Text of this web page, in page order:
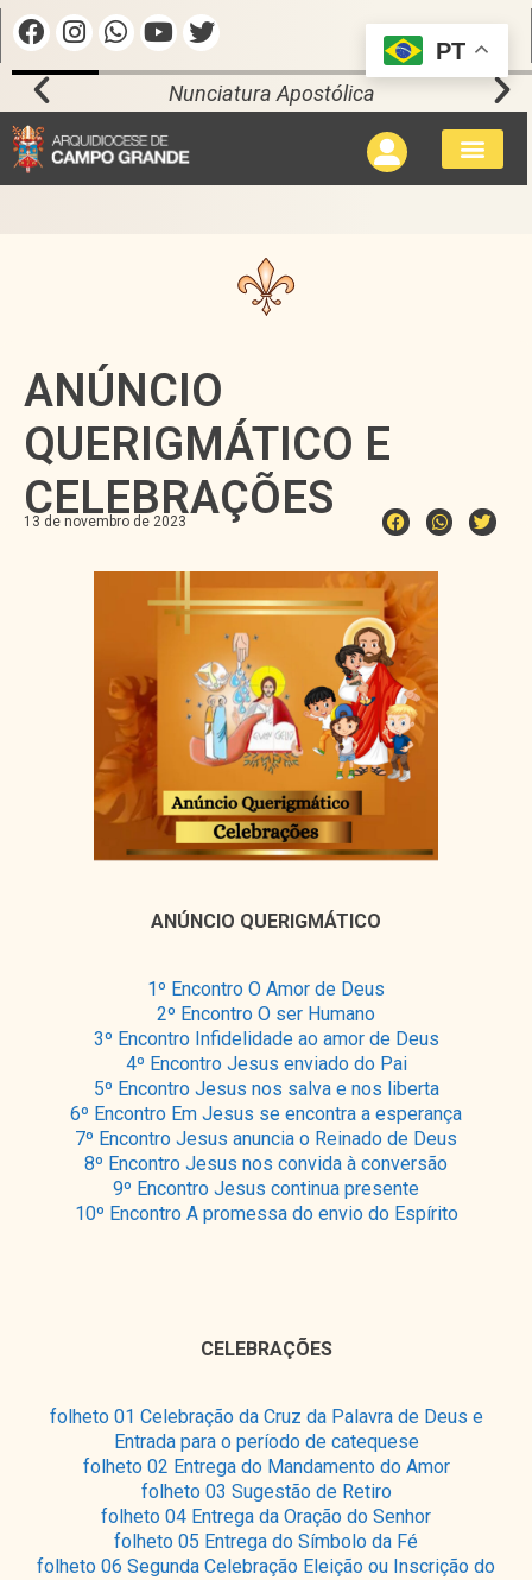
Nunciatura Apostólica
ANÚNCIO
QUERIGMÁTICO E
CELEBRAÇÕES
13 de novembro de 2023
ANÚNCIO QUERIGMÁTICO
1º Encontro O Amor de Deus
2º Encontro O ser Humano
3º Encontro Infidelidade ao amor de Deus
4º Encontro Jesus enviado do Pai
5º Encontro Jesus nos salva e nos liberta
6º Encontro Em Jesus se encontra a esperança
7º Encontro Jesus anuncia o Reinado de Deus
8º Encontro Jesus nos convida à conversão
9º Encontro Jesus continua presente
10º Encontro A promessa do envio do Espírito
CELEBRAÇÕES
folheto 01 Celebração da Cruz da Palavra de Deus e
Entrada para o período de catequese
folheto 02 Entrega do Mandamento do Amor
folheto 03 Sugestão de Retiro
folheto 04 Entrega da Oração do Senhor
folheto 05 Entrega do Símbolo da Fé
folheto 06 Segunda Celebração Eleição ou Inscrição do
PT